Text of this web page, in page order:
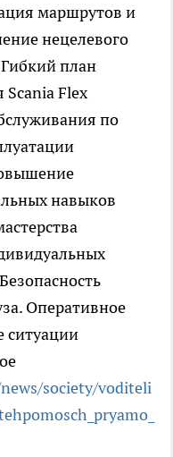
маршрутов и
нецелевого
план
Scania Flex
по
навыков
Оперативное
ситуации
society/voditeli